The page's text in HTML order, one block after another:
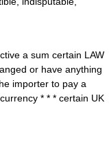
a sum certain LAW
or have anything
importer to pay a
* * * certain UK